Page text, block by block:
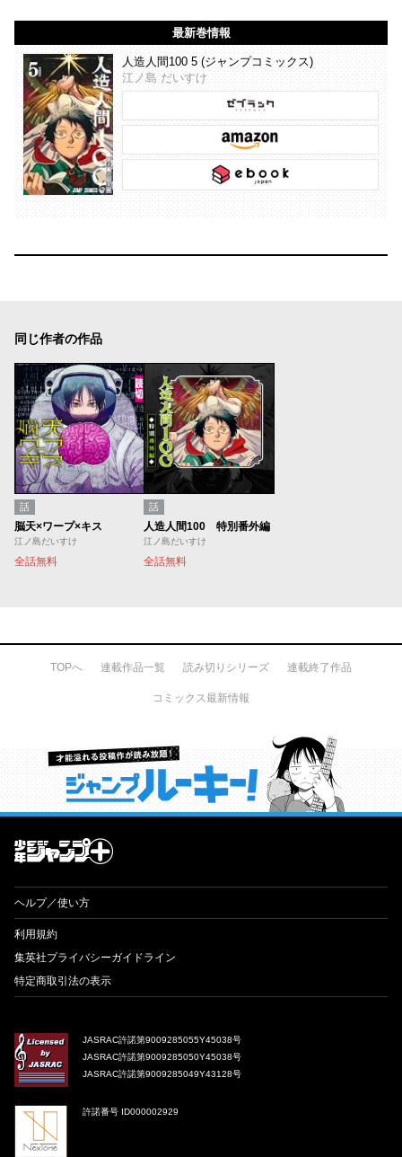
最新巻情報
人造人間100 5 (ジャンプコミックス)
江ノ島 だいすけ
同じ作者の作品
話
脳天×ワープ×キス
江ノ島だいすけ
全話無料
話
人造人間100 特別番外編
江ノ島だいすけ
全話無料
TOPへ 連載作品一覧 読み切りシリーズ 連載終了作品
コミックス最新情報
才能溢れる投稿作が読み放題！ ジャンプルーキー！
ヘルプ／使い方
利用規約
集英社プライバシーガイドライン
特定商取引法の表示
JASRAC許諾第9009285055Y45038号
JASRAC許諾第9009285050Y45038号
JASRAC許諾第9009285049Y43128号
許諾番号 ID000002929